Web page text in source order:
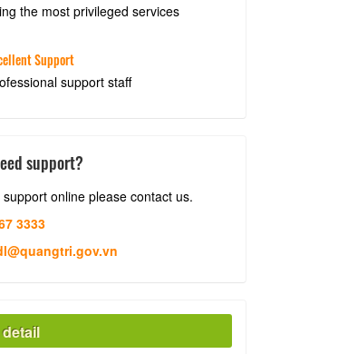
the most privileged services
Support
support staff
support?
support online please contact us.
3333